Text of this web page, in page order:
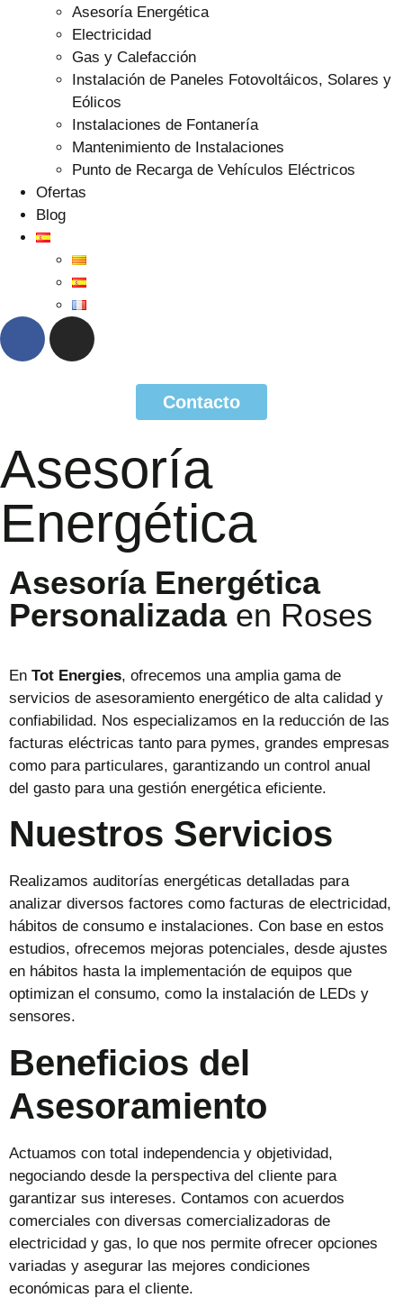
Asesoría Energética
Electricidad
Gas y Calefacción
Instalación de Paneles Fotovoltáicos, Solares y
Eólicos
Instalaciones de Fontanería
Mantenimiento de Instalaciones
Punto de Recarga de Vehículos Eléctricos
Ofertas
Blog
Contacto
Asesoría
Energética
Asesoría Energética
Personalizadaen Roses
En Tot Energies, ofrecemos una amplia gama de
servicios de asesoramiento energético de alta calidad y
confiabilidad. Nos especializamos en la reducción de las
facturas eléctricas tanto para pymes, grandes empresas
como para particulares, garantizando un control anual
del gasto para una gestión energética eficiente.
Nuestros Servicios
Realizamos auditorías energéticas detalladas para
analizar diversos factores como facturas de electricidad,
hábitos de consumo e instalaciones. Con base en estos
estudios, ofrecemos mejoras potenciales, desde ajustes
en hábitos hasta la implementación de equipos que
optimizan el consumo, como la instalación de LEDs y
sensores.
Beneficios del
Asesoramiento
Actuamos con total independencia y objetividad,
negociando desde la perspectiva del cliente para
garantizar sus intereses. Contamos con acuerdos
comerciales con diversas comercializadoras de
electricidad y gas, lo que nos permite ofrecer opciones
variadas y asegurar las mejores condiciones
económicas para el cliente.